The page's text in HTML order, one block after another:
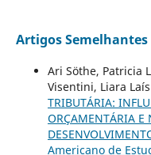
Artigos Semelhantes
Ari Söthe, Patricia
Visentini, Liara
TRIBUTÁRIA:
ORÇAMENTÁRIA E
Americano de